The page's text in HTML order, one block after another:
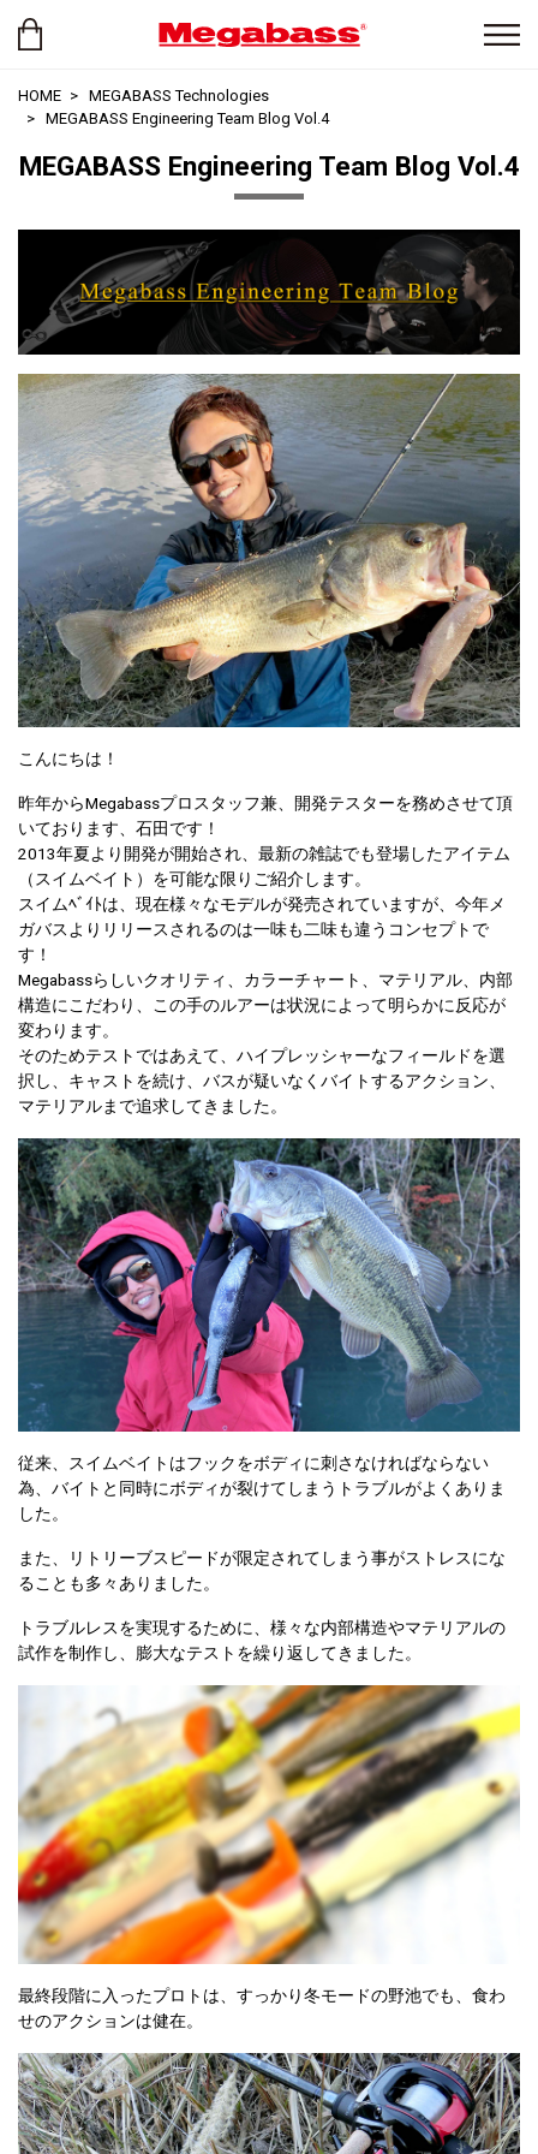
HOME
MEGABASS Technologies
MEGABASS Engineering Team Blog Vol.4
MEGABASS Engineering Team Blog Vol.4
こんにちは！
昨年からMegabassプロスタッフ兼、開発テスターを務めさせて頂
いております、石田です！
2013年夏より開発が開始され、最新の雑誌でも登場したアイテム
（スイムベイト）を可能な限りご紹介します。
スイムﾍﾞｲﾄは、現在様々なモデルが発売されていますが、今年メ
ガバスよりリリースされるのは一味も二味も違うコンセプトで
す！
Megabassらしいクオリティ、カラーチャート、マテリアル、内部
構造にこだわり、この手のルアーは状況によって明らかに反応が
変わります。
そのためテストではあえて、ハイプレッシャーなフィールドを選
択し、キャストを続け、バスが疑いなくバイトするアクション、
マテリアルまで追求してきました。
従来、スイムベイトはフックをボディに刺さなければならない
為、バイトと同時にボディが裂けてしまうトラブルがよくありま
した。
また、リトリーブスピードが限定されてしまう事がストレスにな
ることも多々ありました。
トラブルレスを実現するために、様々な内部構造やマテリアルの
試作を制作し、膨大なテストを繰り返してきました。
最終段階に入ったプロトは、すっかり冬モードの野池でも、食わ
せのアクションは健在。